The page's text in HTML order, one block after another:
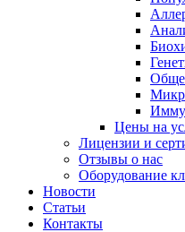
Цены на
Лицензии и
Отзывы о нас
Оборудование
Новости
Статьи
Контакты